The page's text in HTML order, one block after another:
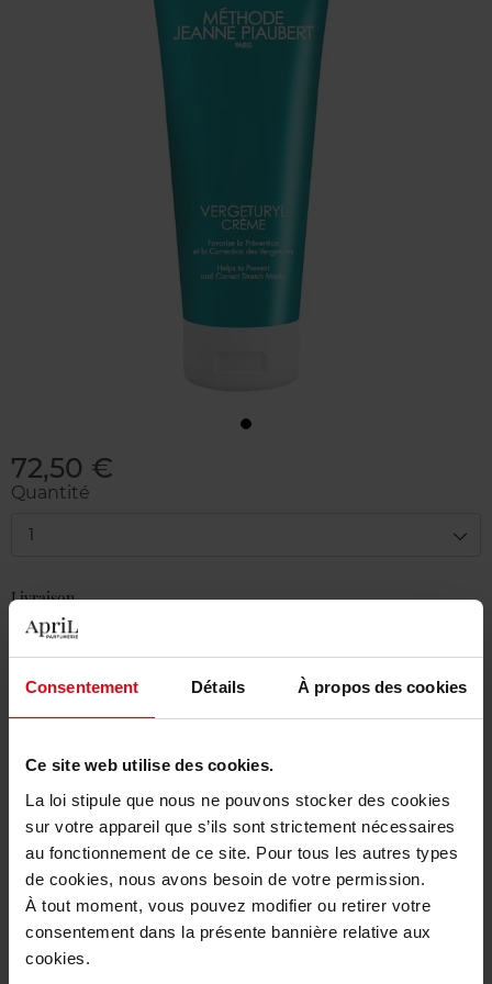
Consentement Détails À propos des cookies
Ce site web utilise des cookies.
La loi stipule que nous ne pouvons stocker des cookies
sur votre appareil que s’ils sont strictement nécessaires
au fonctionnement de ce site. Pour tous les autres types
de cookies, nous avons besoin de votre permission.
À tout moment, vous pouvez modifier ou retirer votre
consentement dans la présente bannière relative aux
cookies.
72,50 €
Quantité
1
Livraison
En stock
Retour gratuit dans votre magasin
Description